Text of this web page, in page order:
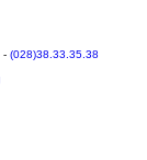
- (028)38.33.35.38